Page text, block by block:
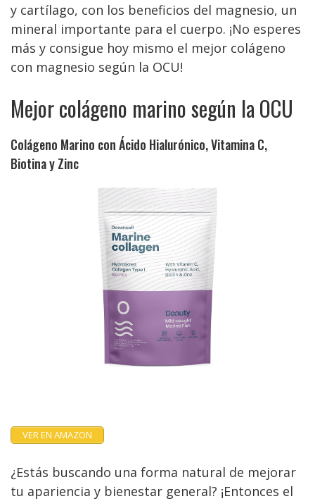
y cartílago, con los beneficios del magnesio, un
mineral importante para el cuerpo. ¡No esperes
más y consigue hoy mismo el mejor colágeno
con magnesio según la OCU!
Mejor colágeno marino según la OCU
Colágeno Marino con Ácido Hialurónico, Vitamina C,
Biotina y Zinc
VER EN AMAZON
¿Estás buscando una forma natural de mejorar
tu apariencia y bienestar general? ¡Entonces el